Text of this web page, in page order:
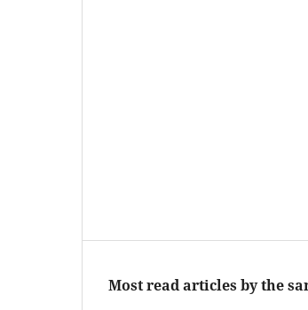
Most read articles by the